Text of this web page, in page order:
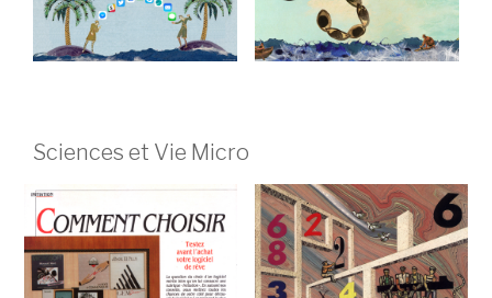
Sciences et Vie Micro